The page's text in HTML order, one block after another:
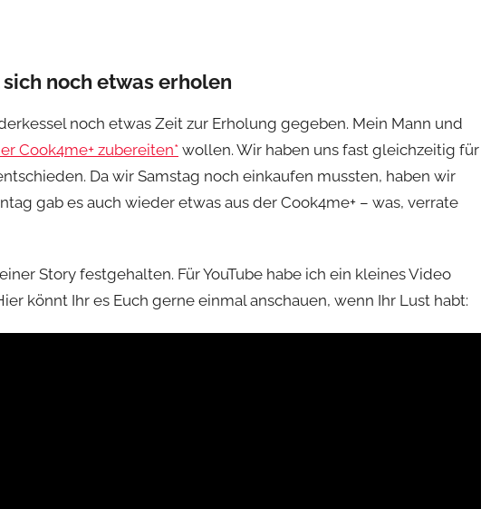
noch etwas erholen
noch etwas Zeit zur Erholung gegeben. Mein Mann und
Cook4me+ zubereiten* wollen. Wir haben uns fast gleichzeitig für
Da wir Samstag noch einkaufen mussten, haben wir
gab es auch wieder etwas aus der Cook4me+ – was, verrate
Story festgehalten. Für YouTube habe ich ein kleines Video
könnt Ihr es Euch gerne einmal anschauen, wenn Ihr Lust habt: